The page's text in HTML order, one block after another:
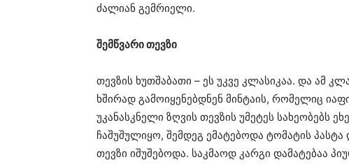
ძალიან გემრიელი.
შემწვარი თევზი
თევზის ხუთშაბათი – ეს უკვე კლასიკაა. და ამ
ხშირად გამოიყენებდნენ მინტაის, რომელიც
უკანასკნელი ზღვის თევზის უმეტეს სახეობებს
ჩაშუშულიყო, შემდეგ ემატებოდა ტომატის
თევზი იშუშებოდა. საკმაოდ კარგი დამატებაა